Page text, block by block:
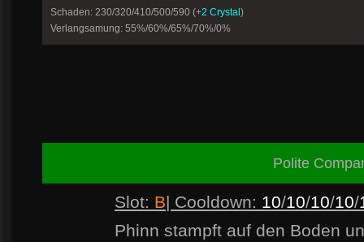
Schaden: 230/320/410/500/590 (+2 Crystal)
Verlangsamung: 55%/60%/65%/70%/0%
Polite
Slot: B| Cooldown: 10/10/10/10/
Phinn stampft auf den Boden